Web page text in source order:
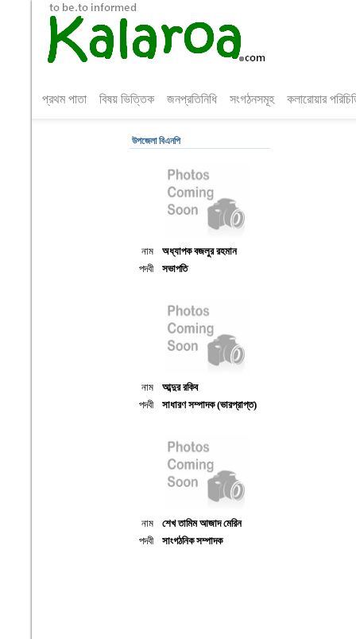
প্রথম পাতা বিষয় ভিত্তিক জনপ্রতিনিধি সংগঠনসমূহ কলারোয়ার
উপজেলা বিএনপি
নাম
অধ্যাপক বজলুর রহমান
পদবী
সভাপতি
নাম
আব্দুর রকিব
পদবী
সাধারণ সম্পাদক (ভারপ্রাপ্ত)
নাম
শেখ তামিম আজাদ মেরিন
পদবী
সাংগঠনিক সম্পাদক